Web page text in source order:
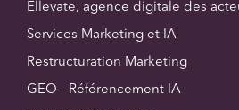
Ellevate, agence digitale des
Services Marketing et IA
Restructuration Marketing
GEO - Référencement IA